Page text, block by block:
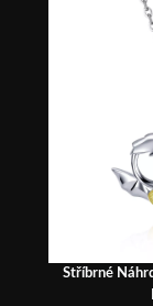
Stříbrné